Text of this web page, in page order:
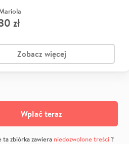
zł
Zobacz więcej
Wpłać teraz
ta zbiórka zawiera niedozwolone treści?